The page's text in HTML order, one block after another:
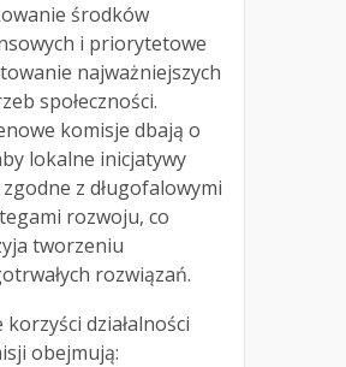
środków
i priorytetowe
najważniejszych
społeczności.
komisje dbają o
lokalne inicjatywy
zgodne z długofalowymi
rozwoju, co
tworzeniu
rozwiązań.
korzyści działalności
obejmują: